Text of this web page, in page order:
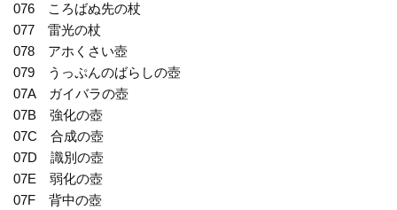
076 ころばぬ先の杖
077 雷光の杖
078 アホくさい壺
079 うっぷんのばらしの壺
07A ガイバラの壺
07B 強化の壺
07C 合成の壺
07D 識別の壺
07E 弱化の壺
07F 背中の壺